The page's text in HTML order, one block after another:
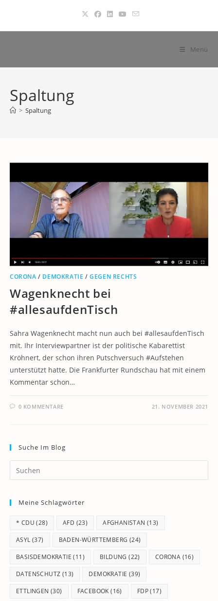
springen
Menü
Spaltung
> Spaltung
CORONA / DEMOKRATIE /GEGEN RECHTS
Wagenknecht bei
#allesaufdenTisch
Sahra Wagenknecht macht nun auch bei #allesaufdenTisch
mit. Ihr Interviewpartner ist der politische Kabarettist
Kröhnert, der schon ihren Putschversuch #Aufstehen
unterstützt hatte. Die Frankfurter Rundschau hat mit einem
Kommentar schon…
0 KOMMENTARE 21. NOVEMBER 2021
Suche Im Blog
Meine Schlagwörter
* CDU (28) AFD (23) AFGHANISTAN (13)
ASYL (37) BADEN-WÜRTTEMBERG (24)
BASISDEMOKRATIE (11) BILDUNG (22) CORONA (16)
DATENSCHUTZ (13) DEMOKRATIE (39)
ETTLINGEN (30) FACEBOOK (16) FDP(17)